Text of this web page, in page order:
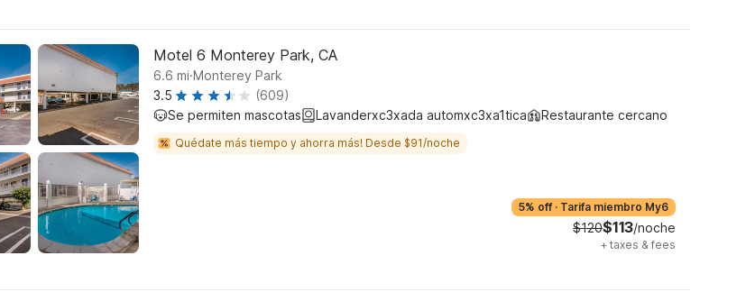
Motel 6 Monterey Park, CA
6.6 mi.Monterey Park
3.5
(609)
Se permiten mascotas
Lavanderxc3xada automxc3xa1tica Restaurante cercano
Quédate más tiempo y ahorra más! Desde $91/noche
5% off · Tarifa miembro My6
$120$113/noche
+ taxes & fees